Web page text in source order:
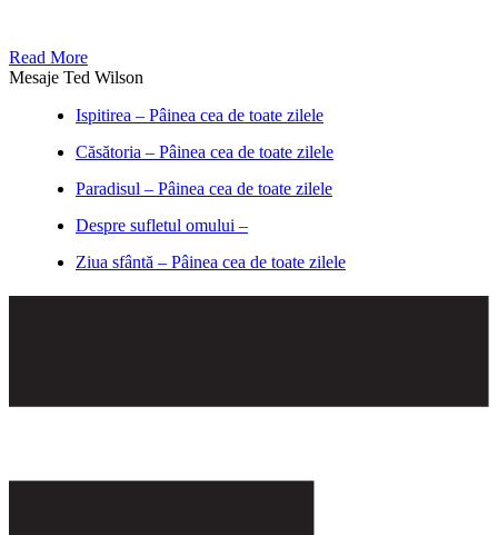
Read More
Mesaje Ted Wilson
Ispitirea – Pâinea cea de toate zilele
Căsătoria – Pâinea cea de toate zilele
Paradisul – Pâinea cea de toate zilele
Despre sufletul omului –
Ziua sfântă – Pâinea cea de toate zilele